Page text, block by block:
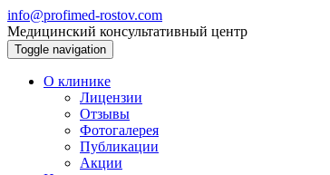
info@profimed-rostov.com
Медицинский консультативный центр
Toggle navigation
О клинике
Лицензии
Отзывы
Фотогалерея
Публикации
Акции